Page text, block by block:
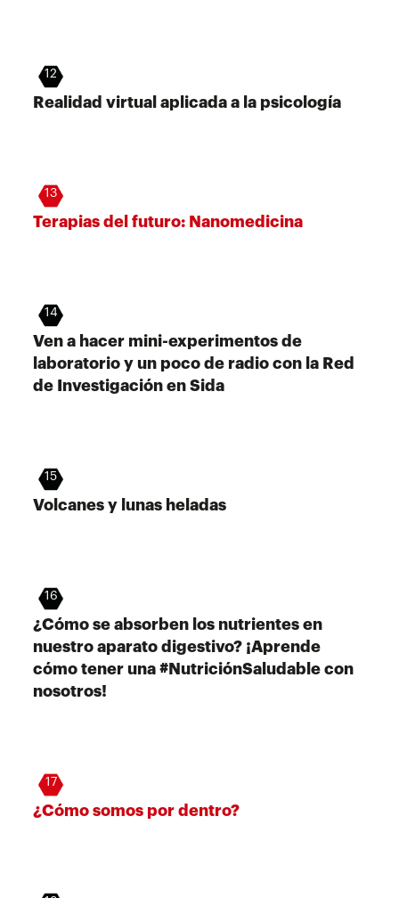
12
Realidad virtual aplicada a la psicología
13
Terapias del futuro: Nanomedicina
14
Ven a hacer mini-experimentos de
laboratorio y un poco de radio con la Red
de Investigación en Sida
15
Volcanes y lunas heladas
16
¿Cómo se absorben los nutrientes en
nuestro aparato digestivo? ¡Aprende
cómo tener una #NutriciónSaludable con
nosotros!
17
¿Cómo somos por dentro?